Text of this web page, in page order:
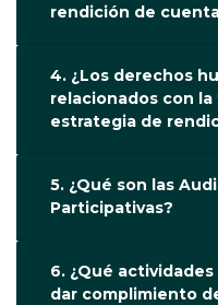
rendición de
4. ¿Los derechos
relacionados con
estrategia de
5. ¿Qué son las
Participativas?
6. ¿Qué
dar complimiento